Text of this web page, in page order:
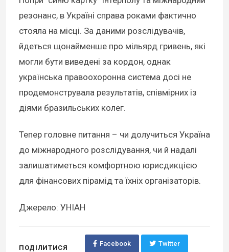
резонанс, в Україні справа роками фактично
стояла на місці. За даними розслідувачів,
йдеться щонайменше про мільярд гривень, які
могли бути виведені за кордон, однак
українська правоохоронна система досі не
продемонструвала результатів, співмірних із
діями бразильських колег.
Тепер головне питання – чи долучиться Україна
до міжнародного розслідування, чи й надалі
залишатиметься комфортною юрисдикцією
для фінансових пірамід та їхніх організаторів.
Джерело: УНІАН
ПОДІЛИТИСЯ
Facebook Twitter